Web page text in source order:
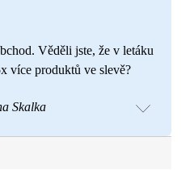
Věděli jste, že v letáku
více produktů ve slevě?
Skalka